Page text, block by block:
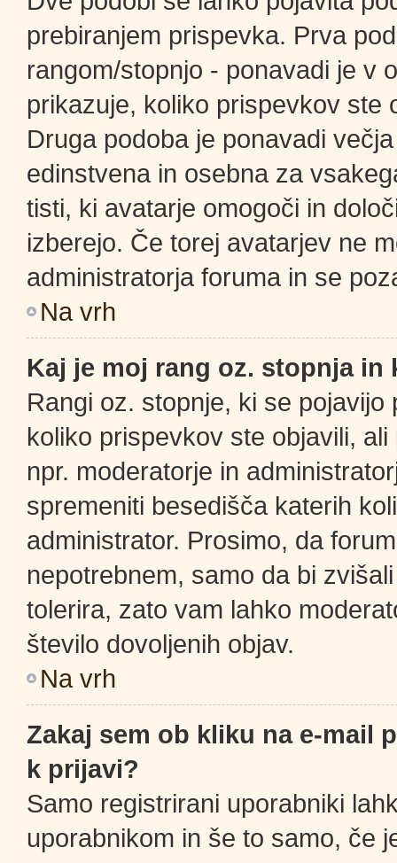
prebiranjem prispevka. Prva
rangom/stopnjo - ponavadi je v
prikazuje, koliko prispevkov ste
Druga podoba je ponavadi
edinstvena in osebna za
tisti, ki avatarje omogoči in
izberejo. Če torej avatarjev ne
administratorja foruma in se
Na vrh
Kaj je moj rang oz. stopnja in
Rangi oz. stopnje, ki se
koliko prispevkov ste objavili,
npr. moderatorje in
spremeniti besedišča katerih
administrator. Prosimo, da
nepotrebnem, samo da bi
tolerira, zato vam lahko
število dovoljenih objav.
Na vrh
Zakaj sem ob kliku na e-mail
k prijavi?
Samo registrirani uporabniki
uporabnikom in še to samo, če